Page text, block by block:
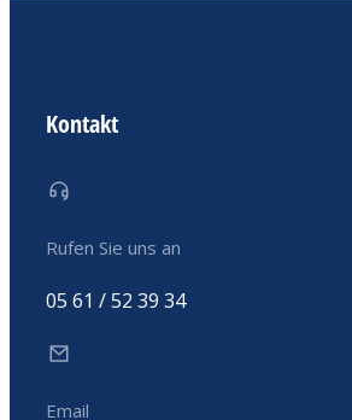
Kontakt
Rufen Sie uns an
05 61 / 52 39 34
Email